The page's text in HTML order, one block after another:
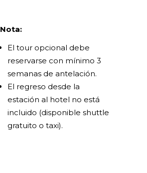
Nota:
El tour opcional debe
reservarse con mínimo 3
semanas de antelación.
El regreso desde la
estación al hotel no está
incluido (disponible shuttle
gratuito o taxi).